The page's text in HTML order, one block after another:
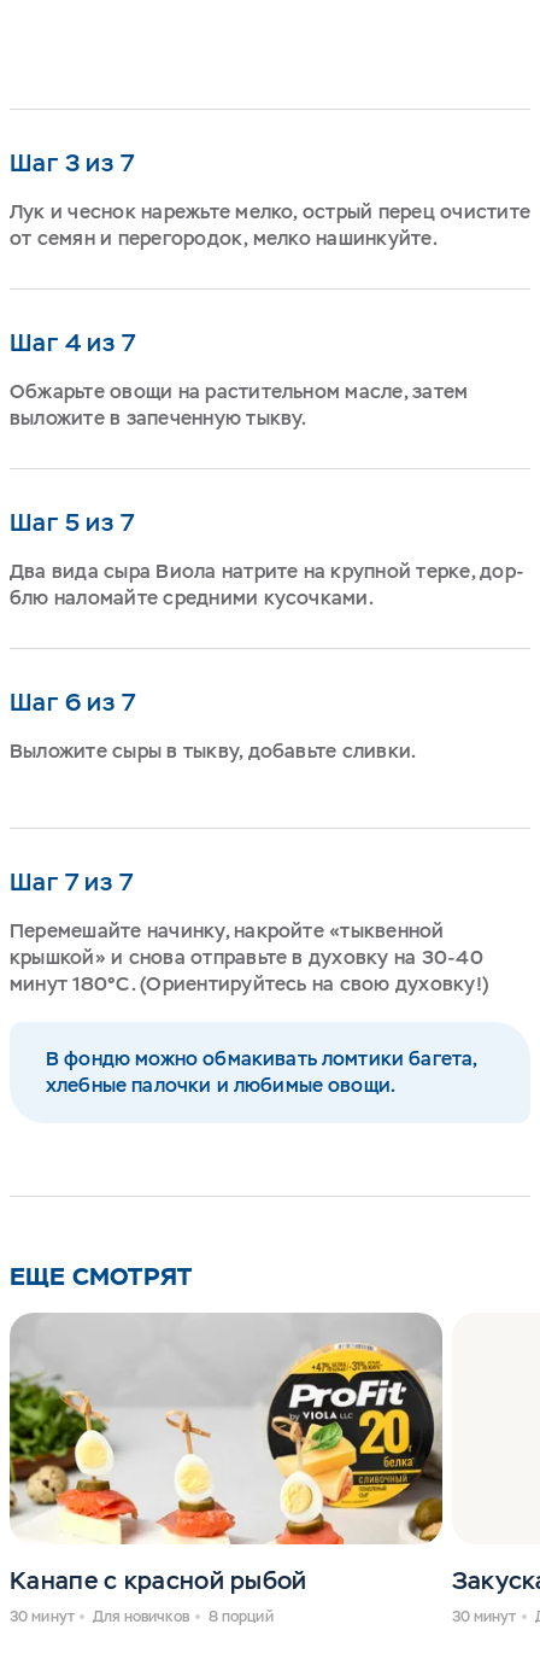
Шаг 3 из 7
Лук и чеснок нарежьте мелко, острый перец очистите
от семян и перегородок, мелко нашинкуйте.
Шаг 4 из 7
Обжарьте овощи на растительном масле, затем
выложите в запеченную тыкву.
Шаг 5 из 7
Два вида сыра Виола натрите на крупной терке, дор-
блю наломайте средними кусочками.
Шаг 6 из 7
Выложите сыры в тыкву, добавьте сливки.
Шаг 7 из 7
Перемешайте начинку, накройте «тыквенной
крышкой» и снова отправьте в духовку на 30-40
минут 180°С. (Ориентируйтесь на свою духовку!)
В фондю можно обмакивать ломтики багета,
хлебные палочки и любимые овощи.
ЕЩЕ СМОТРЯТ
Канапе с красной рыбой
30 минут Для новичков 8 порций 30 минут